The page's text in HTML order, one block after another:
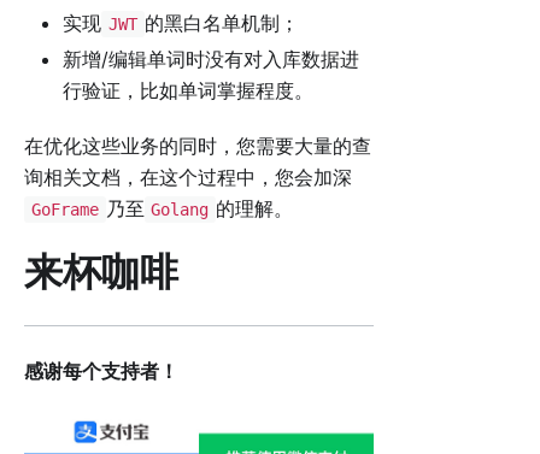
实现 JWT 的黑白名单机制；
新增/编辑单词时没有对入库数据进
行验证，比如单词掌握程度。
在优化这些业务的同时，您需要大量的查
询相关文档，在这个过程中，您会加深
GoFrame 乃至 Golang 的理解。
来杯咖啡
感谢每个支持者！